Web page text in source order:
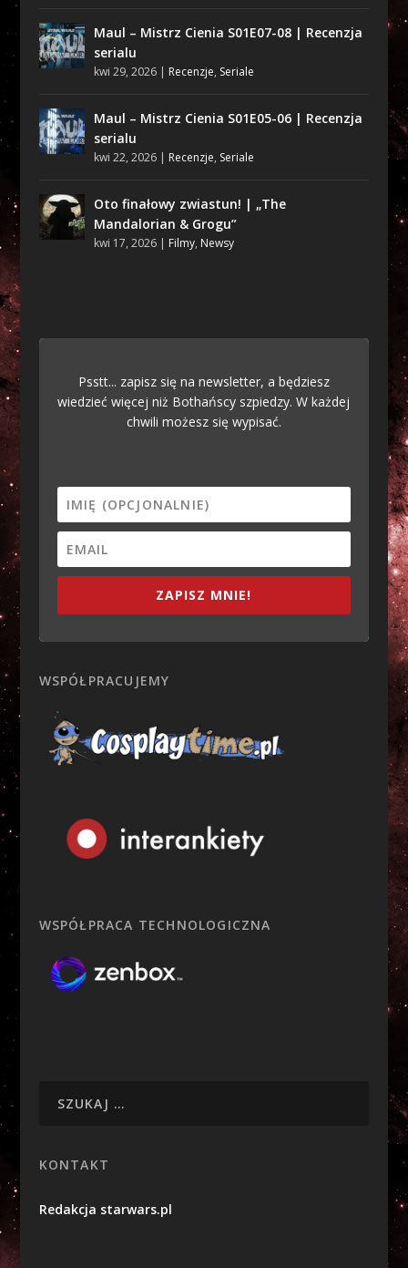
Maul – Mistrz Cienia S01E07-08 | Recenzja
serialu
kwi 29, 2026| Recenzje, Seriale
Maul – Mistrz Cienia S01E05-06 | Recenzja
serialu
kwi 22, 2026| Recenzje, Seriale
Oto finałowy zwiastun! | „The
Mandalorian & Grogu”
kwi 17, 2026| Filmy, Newsy
Psstt... zapisz się na newsletter, a będziesz
wiedzieć więcej niż Bothańscy szpiedzy. W każdej
chwili możesz się wypisać.
ZAPISZ MNIE!
WSPÓŁPRACUJEMY
WSPÓŁPRACA TECHNOLOGICZNA
KONTAKT
Redakcja starwars.pl